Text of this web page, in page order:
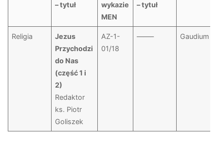
– tytuł
wykazie
MEN
– tytuł
Religia
Jezus
Przychodzi
do Nas
(część 1 i
2)
Redaktor
ks. Piotr
Goliszek
AZ-1-
01/18
——– Gaudium